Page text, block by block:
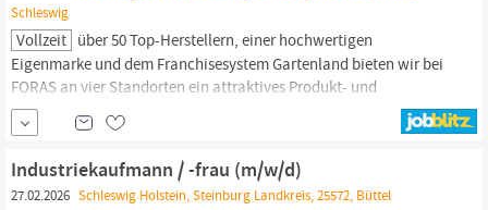
Schleswig
Vollzeit über 50 Top-Herstellern, einer hochwertigen
Eigenmarke und dem Franchisesystem Gartenland bieten wir bei
FORAS an vier Standorten ein attraktives Produkt- und
Serviceangebot für Profis. Wir suchen Sie zur Erweiterung unseres
Teams am Standort
(Werner von Siemens Str. 1, 24837
als Werkstattleiter (m/w/d)
Industriekaufmann / -frau (m/w/d)
27.02.2026 Schleswig Holstein, Steinburg Landkreis, 25572, Büttel